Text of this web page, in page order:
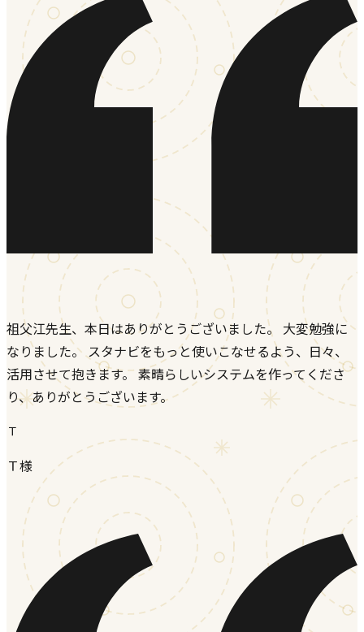
祖父江先生、本日はありがとうございました。 大変勉強に
なりました。 スタナビをもっと使いこなせるよう、日々、
活用させて抱きます。 素晴らしいシステムを作ってくださ
り、ありがとうございます。
Ｔ
Ｔ様